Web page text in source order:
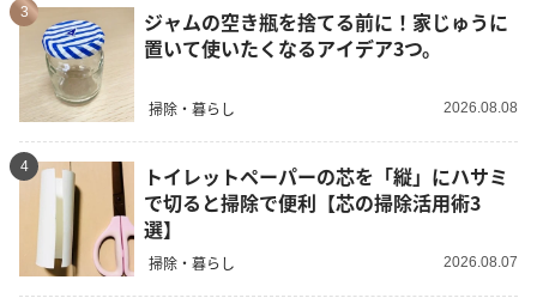
3
ジャムの空き瓶を捨てる前に！家じゅうに
置いて使いたくなるアイデア3つ。
掃除・暮らし 2026.08.08
4
トイレットペーパーの芯を「縦」にハサミ
で切ると掃除で便利【芯の掃除活用術3
選】
掃除・暮らし 2026.08.07